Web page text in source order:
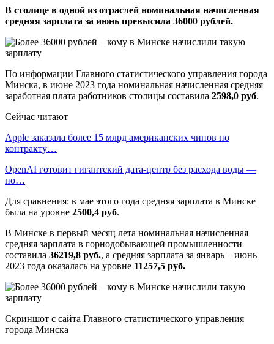
В столице в одной из отраслей номинальная начисленная
средняя зарплата за июнь превысила 36000 рублей.
По информации Главного статистического управления города
Минска, в июне 2023 года номинальная начисленная средняя
заработная плата работников столицы составила 2598,0 руб.
Сейчас читают
Apple заказала более 15 млрд американских чипов по
контракту…
OpenAI готовит гигантский дата-центр без расхода воды —
но…
Для сравнения: в мае этого года средняя зарплата в Минске
была на уровне 2500,4 руб.
В Минске в первый месяц лета номинальная начисленная
средняя зарплата в горнодобывающей промышленности
составила 36219,8 руб., а средняя зарплата за январь – июнь
2023 года оказалась на уровне 11257,5 руб.
Скриншот с сайта Главного статистического управления
города Минска